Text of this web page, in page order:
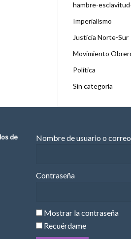
hambre-
Imperialismo
Justicia Norte-Sur
Movimiento
Política
Sin categoría
de
Nombre de usuario o
Contraseña
Mostrar la contraseña
Recuérdame